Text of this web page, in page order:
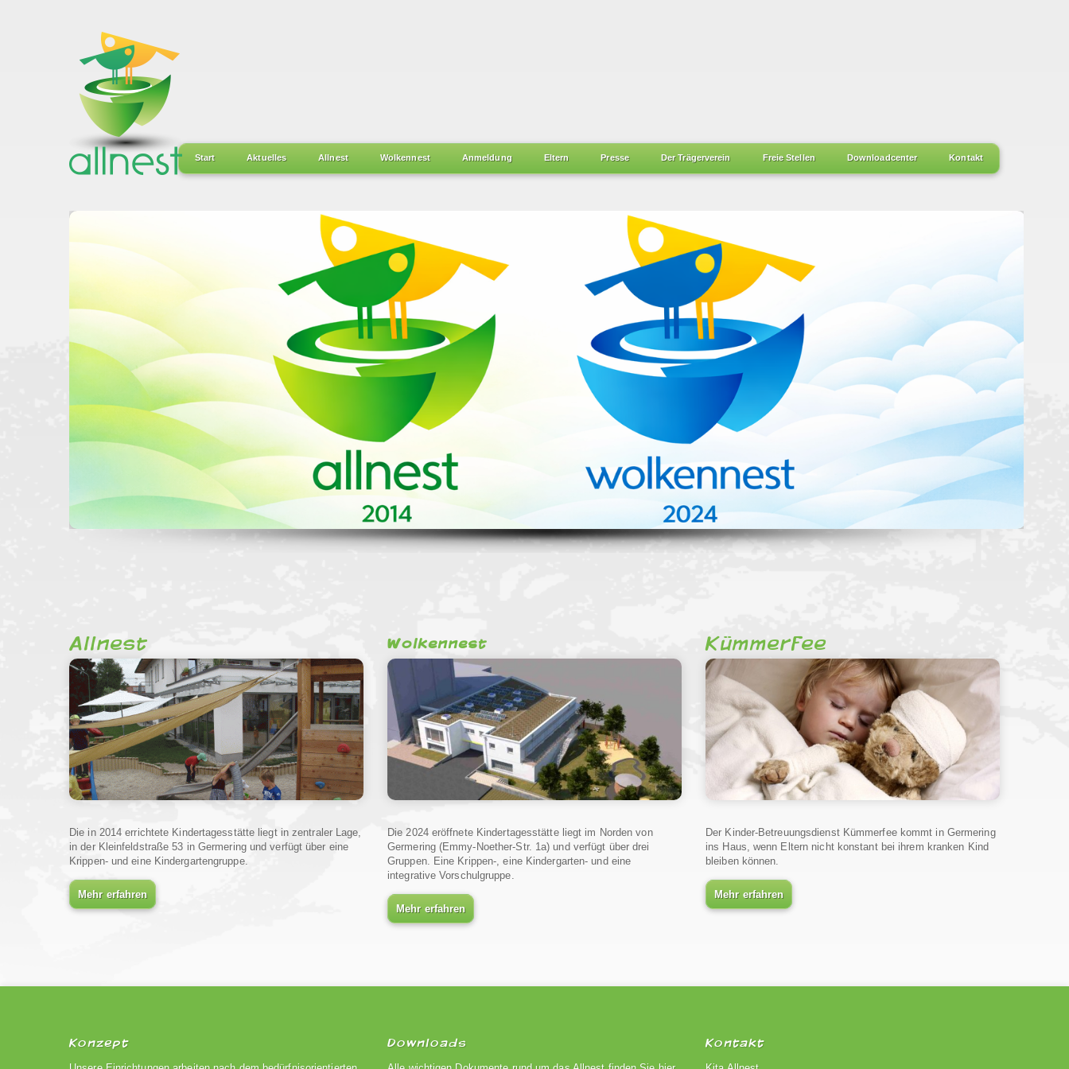
Start Aktuelles Allnest Wolkennest Anmeldung Eltern Presse Der Trägerverein Freie Stellen Downloadcenter Kontakt
Allnest
Die in 2014 errichtete Kindertagesstätte liegt in zentraler Lage,
in der Kleinfeldstraße 53 in Germering und verfügt über eine
Krippen- und eine Kindergartengruppe.
Mehr erfahren
Wolkennest
Die 2024 eröffnete Kindertagesstätte liegt im Norden von
Germering (Emmy-Noether-Str. 1a) und verfügt über drei
Gruppen. Eine Krippen-, eine Kindergarten- und eine
integrative Vorschulgruppe.
Mehr erfahren
Kümmerfee
Der Kinder-Betreuungsdienst Kümmerfee kommt in Germering
ins Haus, wenn Eltern nicht konstant bei ihrem kranken Kind
bleiben können.
Mehr erfahren
Konzept Downloads Kontakt